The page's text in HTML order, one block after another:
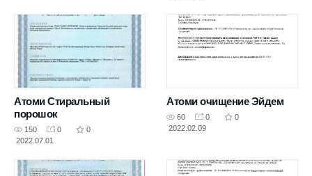
Атоми Стиральный
порошок
150 0
0
2022.07.01
Атоми очищение Эйдем
60 0
0
2022.02.09